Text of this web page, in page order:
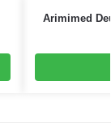
Arimimed